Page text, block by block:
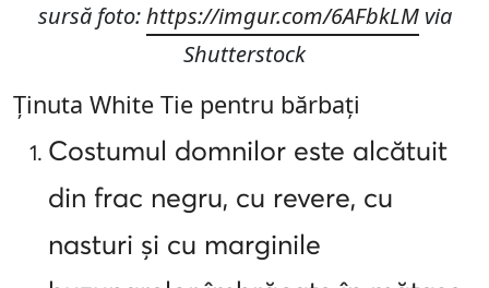
sursă foto:https://imgur.com/6AFbkLMvia
Shutterstock
Ținuta White Tie pentru bărbați
Costumul domnilor este alcătuit
din frac negru, cu revere, cu
nasturi și cu marginile